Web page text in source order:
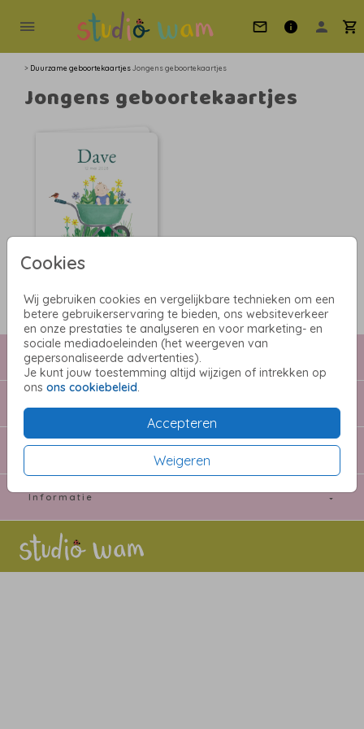
Cookies
Wij gebruiken cookies en vergelijkbare technieken om een
betere gebruikerservaring te bieden, ons websiteverkeer
en onze prestaties te analyseren en voor marketing- en
sociale mediadoeleinden (het weergeven van
gepersonaliseerde advertenties).
Je kunt jouw toestemming altijd wijzigen of intrekken op
ons ons cookiebeleid.
Accepteren
Weigeren
> Duurzame geboortekaartjesJongens geboortekaartjes
Jongens geboortekaartjes
Collectie
Informatie